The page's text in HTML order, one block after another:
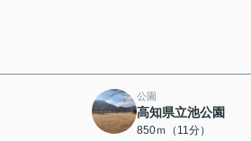
公園
高知県立池公園
850ｍ（11分）